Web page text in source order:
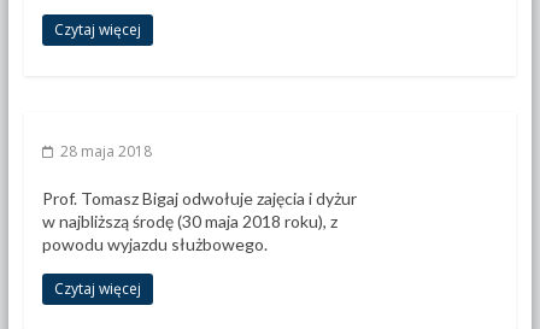
Czytaj więcej
28 maja 2018
Prof. Tomasz Bigaj odwołuje zajęcia i dyżur
w najbliższą środę (30 maja 2018 roku), z
powodu wyjazdu służbowego.
Czytaj więcej